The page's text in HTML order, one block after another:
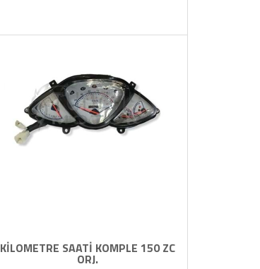
KİLOMETRE SAATİ KOMPLE 150 ZC
ORJ.